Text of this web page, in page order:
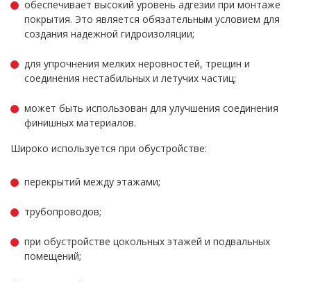
обеспечивает высокий уровень адгезии при монтаже
покрытия. Это является обязательным условием для
создания надежной гидроизоляции;
для упрочнения мелких неровностей, трещин и
соединения нестабильных и летучих частиц;
может быть использован для улучшения соединения
финишных материалов.
Широко используется при обустройстве:
перекрытий между этажами;
трубопроводов;
при обустройстве цокольных этажей и подвальных
помещений;